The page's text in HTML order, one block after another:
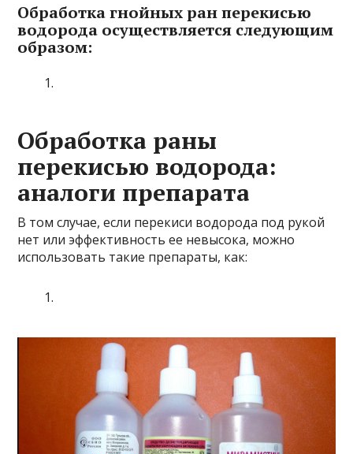
Обработка гнойных ран перекисью
водорода осуществляется следующим
образом:
Обработка раны
перекисью водорода:
аналоги препарата
В том случае, если перекиси водорода под рукой
нет или эффективность ее невысока, можно
использовать такие препараты, как: